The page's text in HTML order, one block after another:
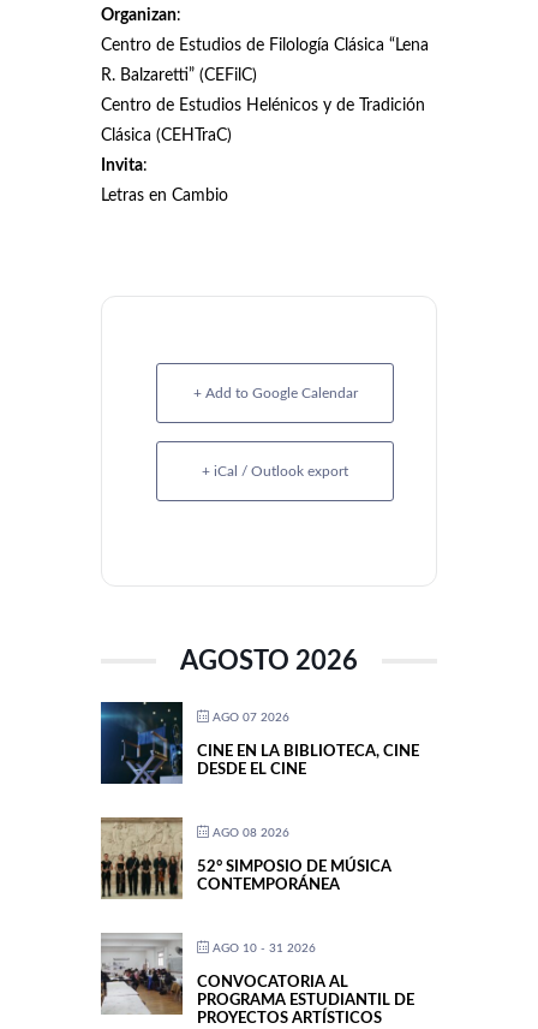
Organizan:
Centro de Estudios de Filología Clásica “Lena
R. Balzaretti” (CEFilC)
Centro de Estudios Helénicos y de Tradición
Clásica (CEHTraC)
Invita:
Letras en Cambio
+ Add to Google Calendar
+ iCal / Outlook export
AGOSTO 2026
AGO 07 2026
CINE EN LA BIBLIOTECA, CINE
DESDE EL CINE
AGO 08 2026
52° SIMPOSIO DE MÚSICA
CONTEMPORÁNEA
AGO 10 - 31 2026
CONVOCATORIA AL
PROGRAMA ESTUDIANTIL DE
PROYECTOS ARTÍSTICOS